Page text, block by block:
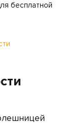
бесплатной